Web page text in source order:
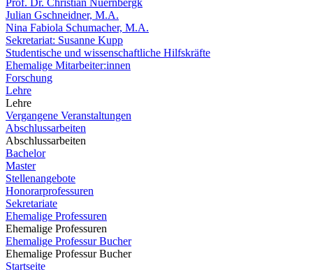
Prof. Dr. Christian Nuernbergk
Julian Gschneidner, M.A.
Nina Fabiola Schumacher, M.A.
Sekretariat: Susanne Kupp
Studentische und wissenschaftliche Hilfskräfte
Ehemalige Mitarbeiter:innen
Forschung
Lehre
Lehre
Vergangene Veranstaltungen
Abschlussarbeiten
Abschlussarbeiten
Bachelor
Master
Stellenangebote
Honorarprofessuren
Sekretariate
Ehemalige Professuren
Ehemalige Professuren
Ehemalige Professur Bucher
Ehemalige Professur Bucher
Startseite